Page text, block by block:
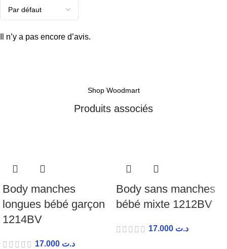
Il n’y a pas encore d’avis.
Shop Woodmart
Produits associés
Body manches
longues bébé garçon
1214BV
د.ت
Body sans manches
bébé mixte 1212BV
د.ت